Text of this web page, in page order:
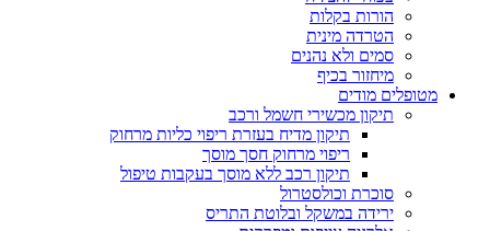
הורות בקלות
הטרדה מינית
סמים ולא נהנים
מיחזור בכיף
מטופלים מודים
תיקון מכשירי חשמל ורכב
תיקון מדיח בעזרת ריפוי כליות מרחוק
ריפוי מרחוק חסך מוסך
תיקון רכב ללא מוסך בעקבות טיפול
סוכרת וכולסטרול
ירידה במשקל ובלוטת התריס